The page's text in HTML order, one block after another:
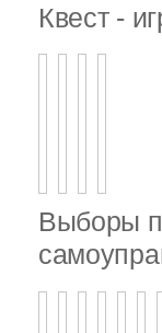
Квест -
Выборы